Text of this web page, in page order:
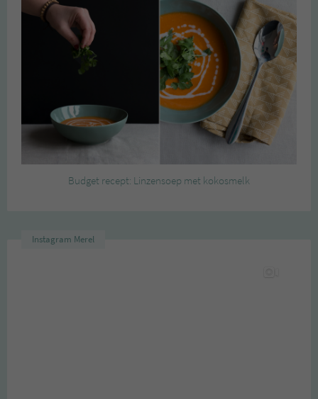
Budget recept: Linzensoep met kokosmelk
Instagram Merel